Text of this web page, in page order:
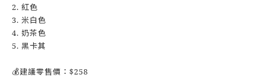
2. 紅色
3. 米白色
4. 奶茶色
5. 黑卡其
💰建議零售價：$258